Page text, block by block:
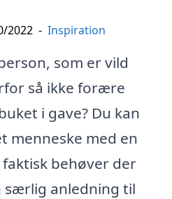
2022 - Inspiration
som er vild
så ikke forære
i gave? Du kan
menneske med en
behøver der
anledning til